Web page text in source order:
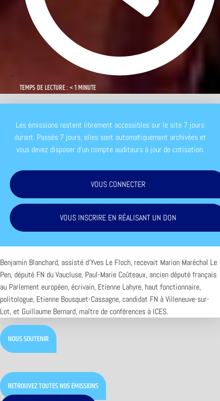
TEMPS DE LECTURE : < 1 MINUTE
Les émissions restent librement accessibles sur le site 7 jours
durant. Passés 7 jours, elles sont automatiquement archivées et
vous devez disposer d'un compte auditeurs à jour de cotisation.
VOUS CONNECTER
VOUS INSCRIRE EN RÉALISANT UN DON
Benjamin Blanchard, assisté d’Yves Le Floch, recevait Marion Maréchal Le
Pen, député FN du Vaucluse, Paul-Marie Coûteaux, ancien député français
au Parlement européen, écrivain, Etienne Lahyre, haut fonctionnaire,
politologue, Etienne Bousquet-Cassagne, candidat FN à Villeneuve-sur-
Lot, et Guillaume Bernard, maître de conférences à ICES.
NOUS SOUTENIR
RETROUVEZ TOUTES NOS ÉMISSIONS